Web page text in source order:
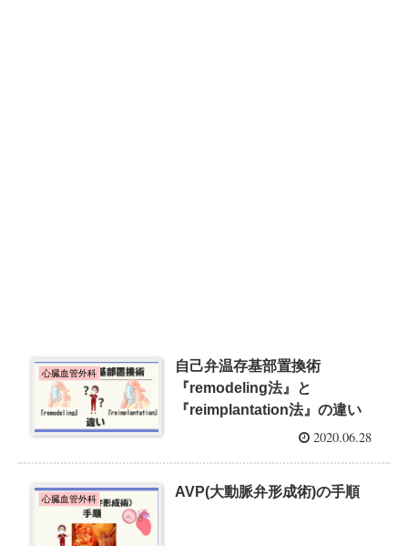
心臓血管外科
自己弁温存基部置換術
『remodeling法』と
『reimplantation法』の違い
2020.06.28
心臓血管外科 AVP(大動脈弁形成術)の手順